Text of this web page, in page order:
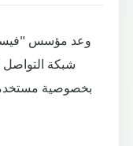
وعد مؤسس
شبكة التواصل
بخصوصية